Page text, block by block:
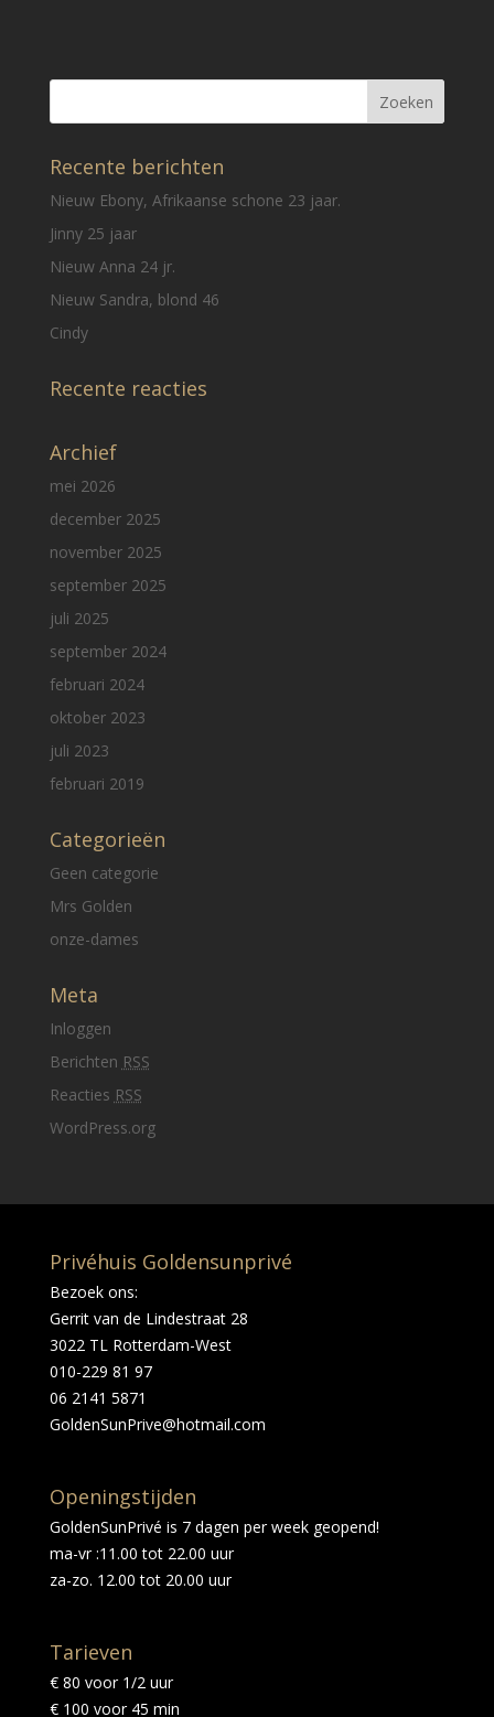
Recente berichten
Nieuw Ebony, Afrikaanse schone 23 jaar.
Jinny 25 jaar
Nieuw Anna 24 jr.
Nieuw Sandra, blond 46
Cindy
Recente reacties
Archief
mei 2026
december 2025
november 2025
september 2025
juli 2025
september 2024
februari 2024
oktober 2023
juli 2023
februari 2019
Categorieën
Geen categorie
Mrs Golden
onze-dames
Meta
Inloggen
Berichten RSS
Reacties RSS
WordPress.org
Privéhuis Goldensunprivé
Bezoek ons:
Gerrit van de Lindestraat 28
3022 TL Rotterdam-West
010-229 81 97
06 2141 5871
GoldenSunPrive@hotmail.com
Openingstijden
GoldenSunPrivé is 7 dagen per week geopend!
ma-vr :11.00 tot 22.00 uur
za-zo. 12.00 tot 20.00 uur
Tarieven
€ 80 voor 1/2 uur
€ 100 voor 45 min